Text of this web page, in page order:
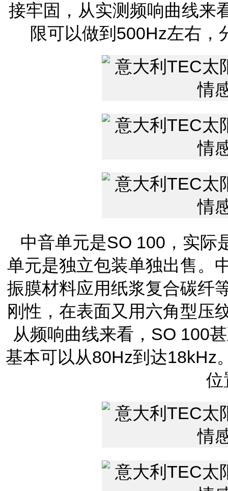
接牢固，从实测频响曲线来
限可以做到500Hz左右，
中音单元是SO 100，实际
单元是独立包装单独出售。
振膜材料应用纸浆复合碳纤
刚性，在表面又用六角型压
从频响曲线来看，SO 100
基本可以从80Hz到达18kHz
位